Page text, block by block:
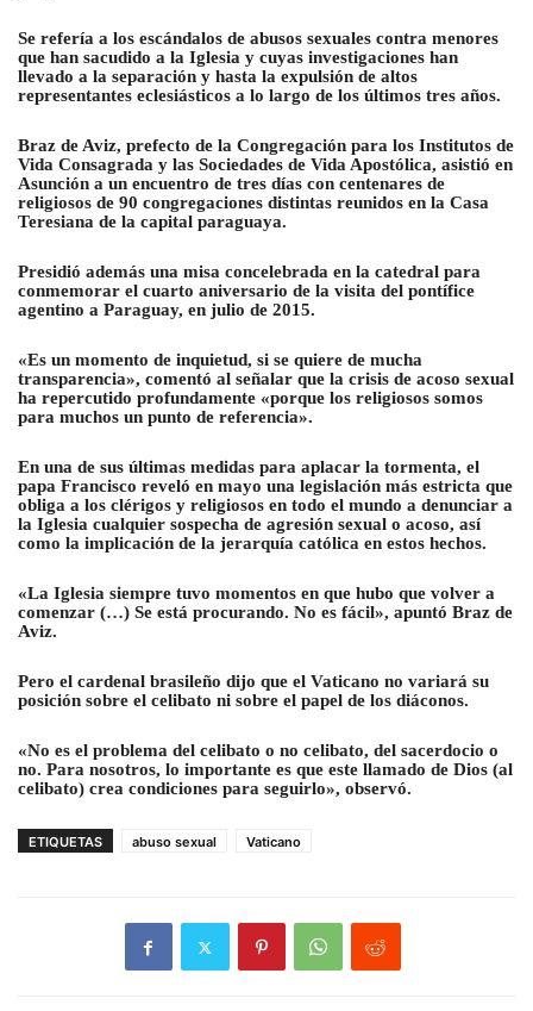
Se refería a los escándalos de abusos sexuales contra menores
que han sacudido a la Iglesia y cuyas investigaciones han
llevado a la separación y hasta la expulsión de altos
representantes eclesiásticos a lo largo de los últimos tres años.
Braz de Aviz, prefecto de la Congregación para los Institutos de
Vida Consagrada y las Sociedades de Vida Apostólica, asistió en
Asunción a un encuentro de tres días con centenares de
religiosos de 90 congregaciones distintas reunidos en la Casa
Teresiana de la capital paraguaya.
Presidió además una misa concelebrada en la catedral para
conmemorar el cuarto aniversario de la visita del pontífice
agentino a Paraguay, en julio de 2015.
«Es un momento de inquietud, si se quiere de mucha
transparencia», comentó al señalar que la crisis de acoso sexual
ha repercutido profundamente «porque los religiosos somos
para muchos un punto de referencia».
En una de sus últimas medidas para aplacar la tormenta, el
papa Francisco reveló en mayo una legislación más estricta que
obliga a los clérigos y religiosos en todo el mundo a denunciar a
la Iglesia cualquier sospecha de agresión sexual o acoso, así
como la implicación de la jerarquía católica en estos hechos.
«La Iglesia siempre tuvo momentos en que hubo que volver a
comenzar (…) Se está procurando. No es fácil», apuntó Braz de
Aviz.
Pero el cardenal brasileño dijo que el Vaticano no variará su
posición sobre el celibato ni sobre el papel de los diáconos.
«No es el problema del celibato o no celibato, del sacerdocio o
no. Para nosotros, lo importante es que este llamado de Dios (al
celibato) crea condiciones para seguirlo», observó.
ETIQUETAS abuso sexual Vaticano